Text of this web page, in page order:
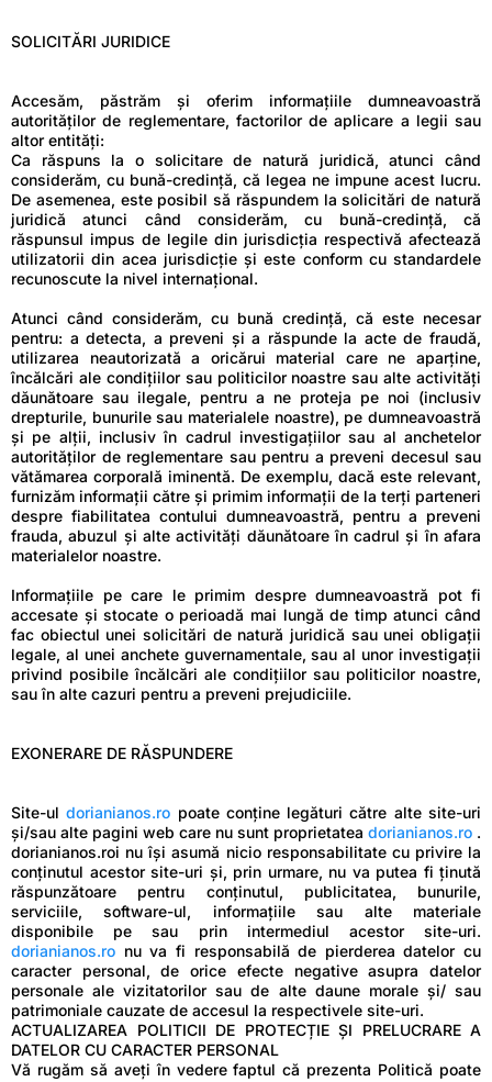
SOLICITĂRI JURIDICE
Accesăm, păstrăm și oferim informațiile dumneavoastră
autorităților de reglementare, factorilor de aplicare a legii sau
altor entități:
Ca răspuns la o solicitare de natură juridică, atunci când
considerăm, cu bună-credință, că legea ne impune acest lucru.
De asemenea, este posibil să răspundem la solicitări de natură
juridică atunci când considerăm, cu bună-credință, că
răspunsul impus de legile din jurisdicția respectivă afectează
utilizatorii din acea jurisdicție și este conform cu standardele
recunoscute la nivel internațional.
Atunci când considerăm, cu bună credință, că este necesar
pentru: a detecta, a preveni și a răspunde la acte de fraudă,
utilizarea neautorizată a oricărui material care ne aparține,
încălcări ale condițiilor sau politicilor noastre sau alte activități
dăunătoare sau ilegale, pentru a ne proteja pe noi (inclusiv
drepturile, bunurile sau materialele noastre), pe dumneavoastră
și pe alții, inclusiv în cadrul investigațiilor sau al anchetelor
autorităților de reglementare sau pentru a preveni decesul sau
vătămarea corporală iminentă. De exemplu, dacă este relevant,
furnizăm informații către și primim informații de la terți parteneri
despre fiabilitatea contului dumneavoastră, pentru a preveni
frauda, abuzul și alte activități dăunătoare în cadrul și în afara
materialelor noastre.
Informațiile pe care le primim despre dumneavoastră pot fi
accesate și stocate o perioadă mai lungă de timp atunci când
fac obiectul unei solicitări de natură juridică sau unei obligații
legale, al unei anchete guvernamentale, sau al unor investigații
privind posibile încălcări ale condițiilor sau politicilor noastre,
sau în alte cazuri pentru a preveni prejudiciile.
EXONERARE DE RĂSPUNDERE
Site-uldorianianos.ro poate conține legături către alte site-uri
și/sau alte pagini web care nu sunt proprietatea dorianianos.ro .
dorianianos.roi nu își asumă nicio responsabilitate cu privire la
conținutul acestor site-uri și, prin urmare, nu va putea fi ținută
răspunzătoare pentru conținutul, publicitatea, bunurile,
serviciile, software-ul, informațiile sau alte materiale
disponibile pe sau prin intermediul acestor site-uri.
dorianianos.ro nu va fi responsabilă de pierderea datelor cu
caracter personal, de orice efecte negative asupra datelor
personale ale vizitatorilor sau de alte daune morale și/ sau
patrimoniale cauzate de accesul la respectivele site-uri.
ACTUALIZAREA POLITICII DE PROTECȚIE ȘI PRELUCRARE A
DATELOR CU CARACTER PERSONAL
Vă rugăm să aveți în vedere faptul că prezenta Politică poate